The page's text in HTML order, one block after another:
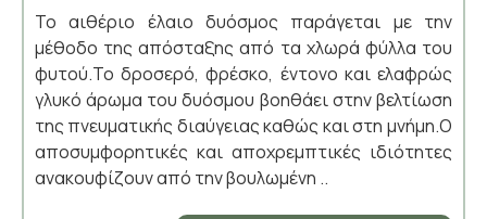
Το αιθέριο έλαιο δυόσμος παράγεται με την
μέθοδο της απόσταξης από τα χλωρά φύλλα του
φυτού.Το δροσερό, φρέσκο, έντονο και ελαφρώς
γλυκό άρωμα του δυόσμου βοηθάει στην βελτίωση
της πνευματικής διαύγειας καθώς και στη μνήμη.Ο
αποσυμφορητικές και αποχρεμπτικές ιδιότητες
ανακουφίζουν από την βουλωμένη ..